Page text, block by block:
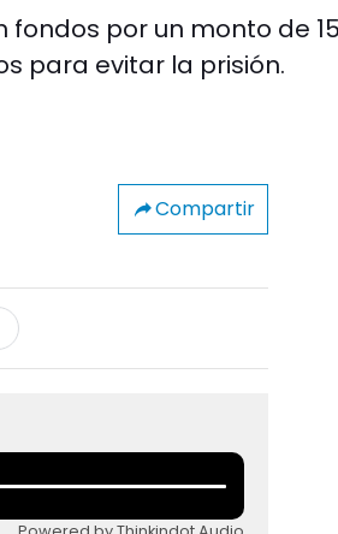
fondos por un monto de
para evitar la prisión.
Compartir